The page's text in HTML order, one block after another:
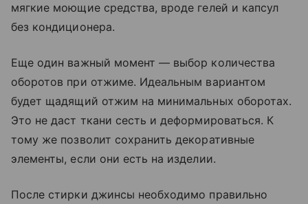
мягкие моющие средства, вроде гелей и капсул
без кондиционера.
Еще один важный момент — выбор количества
оборотов при отжиме. Идеальным вариантом
будет щадящий отжим на минимальных оборотах.
Это не даст ткани сесть и деформироваться. К
тому же позволит сохранить декоративные
элементы, если они есть на изделии.
После стирки джинсы необходимо правильно